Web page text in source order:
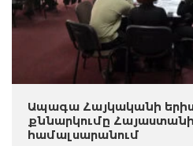
Ապագա Հայկականի
քննարկումը
համալսարանում